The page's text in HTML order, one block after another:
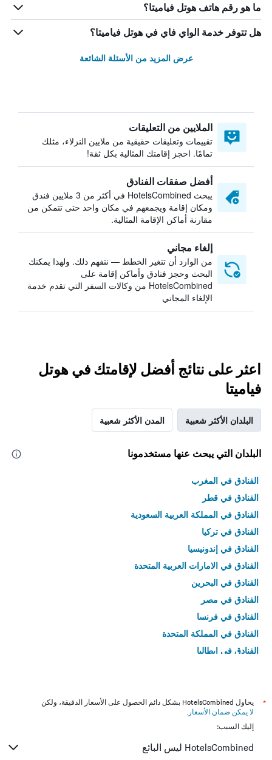
ما هو رقم هاتف هوتل فياميتا؟
هل تتوفر خدمة الواي فاي في هوتل فياميتا؟
عرض المزيد من الأسئلة الشائعة
الملايين من التعليقات
تقييمات وتعليقات حقيقية من ملايين النزلاء، مثلك
تمامًا. احجز إقامتك المثالية بكل ثقة!
أفضل صفقات الفنادق
يبحث HotelsCombined في أكثر من 3 ملايين فندق
ومكان إقامة ويجمعهم في مكان واحد حتى تتمكن من
مقارنة أماكن الإقامة المثالية.
إلغاء مجاني
من الوارد أن تتغير الخطط — نتفهم ذلك. ولهذا يمكنك
البحث وحجز فنادق وأماكن إقامة على
HotelsCombined من وكالات السفر التي تقدم خدمة
الإلغاء المجاني
اعثر على نتائج أفضل لإقامتك في هوتل
فياميتا
البلدان الأكثر شعبية المدن الأكثر شعبية
البلدان التي يبحث عنها مستخدمونا
الفنادق في المغرب
الفنادق في قطر
الفنادق في المملكة العربية السعودية
الفنادق في تركيا
الفنادق في إندونيسيا
الفنادق في الامارات العربية المتحدة
الفنادق في البحرين
الفنادق في مصر
الفنادق في فرنسا
الفنادق في المملكة المتحدة
الفنادق في إيطاليا
*
يحاول HotelsCombined بشكل دائم الحصول على الأسعار الدقيقة، ولكن
لا يمكن ضمان الأسعار .
إليك السبب:
HotelsCombined ليس البائع